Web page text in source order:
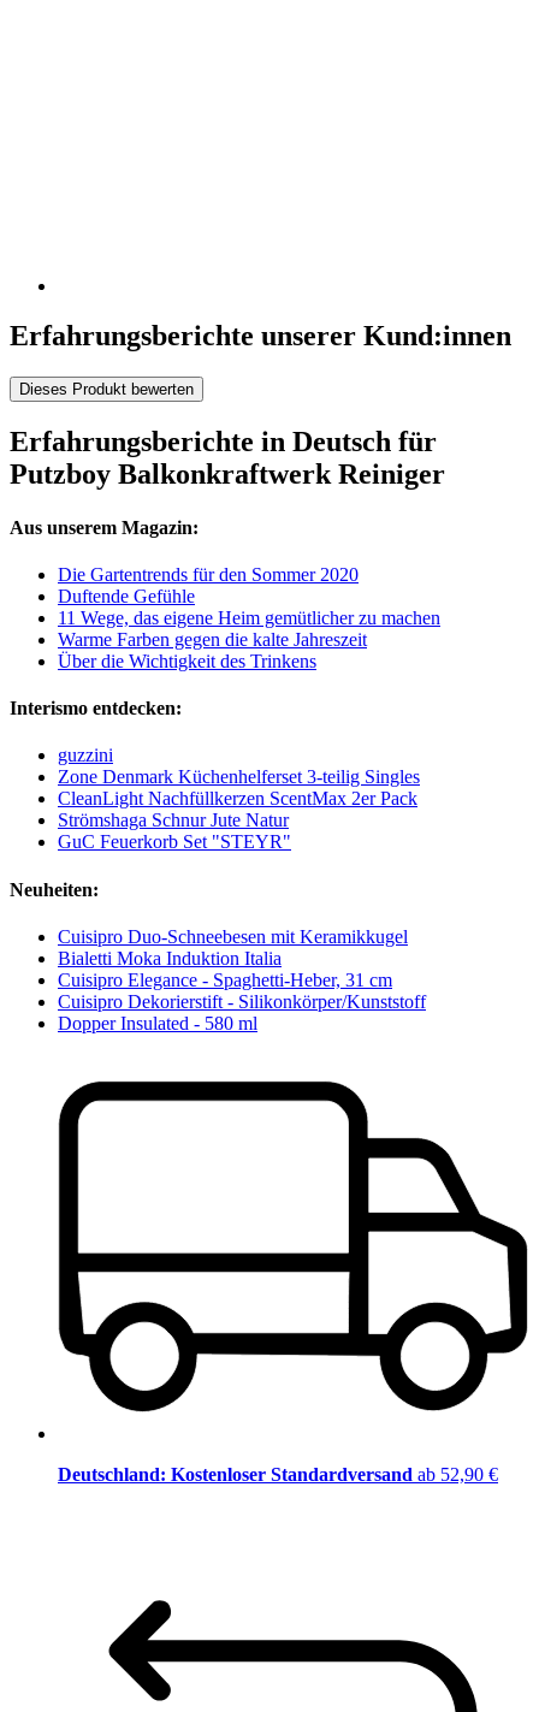
Erfahrungsberichte unserer Kund:innen
Dieses Produkt bewerten
Erfahrungsberichte in Deutsch für
Putzboy Balkonkraftwerk Reiniger
Aus unserem Magazin:
Die Gartentrends für den Sommer 2020
Duftende Gefühle
11 Wege, das eigene Heim gemütlicher zu machen
Warme Farben gegen die kalte Jahreszeit
Über die Wichtigkeit des Trinkens
Interismo entdecken:
guzzini
Zone Denmark Küchenhelferset 3-teilig Singles
CleanLight Nachfüllkerzen ScentMax 2er Pack
Strömshaga Schnur Jute Natur
GuC Feuerkorb Set "STEYR"
Neuheiten:
Cuisipro Duo-Schneebesen mit Keramikkugel
Bialetti Moka Induktion Italia
Cuisipro Elegance - Spaghetti-Heber, 31 cm
Cuisipro Dekorierstift - Silikonkörper/Kunststoff
Dopper Insulated - 580 ml
Deutschland: Kostenloser Standardversand ab 52,90 €